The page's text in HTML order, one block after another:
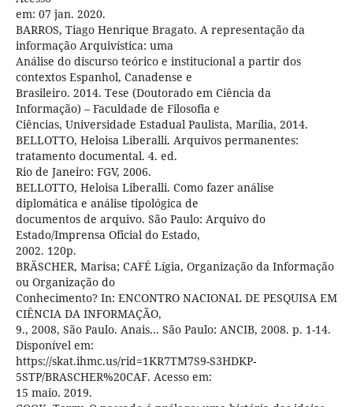
em: 07 jan. 2020.
BARROS, Tiago Henrique Bragato. A representação da
informação Arquivística: uma
Análise do discurso teórico e institucional a partir dos
contextos Espanhol, Canadense e
Brasileiro. 2014. Tese (Doutorado em Ciência da
Informação) – Faculdade de Filosofia e
Ciências, Universidade Estadual Paulista, Marília, 2014.
BELLOTTO, Heloisa Liberalli. Arquivos permanentes:
tratamento documental. 4. ed.
Rio de Janeiro: FGV, 2006.
BELLOTTO, Heloisa Liberalli. Como fazer análise
diplomática e análise tipológica de
documentos de arquivo. São Paulo: Arquivo do
Estado/Imprensa Oficial do Estado,
2002. 120p.
BRÄSCHER, Marisa; CAFÉ Lígia, Organização da Informação
ou Organização do
Conhecimento? In: ENCONTRO NACIONAL DE PESQUISA EM
CIÊNCIA DA INFORMAÇÃO,
9., 2008, São Paulo. Anais... São Paulo: ANCIB, 2008. p. 1-14.
Disponível em:
https://skat.ihmc.us/rid=1KR7TM7S9-S3HDKP-
5STP/BRASCHER%20CAF. Acesso em:
15 maio. 2019.